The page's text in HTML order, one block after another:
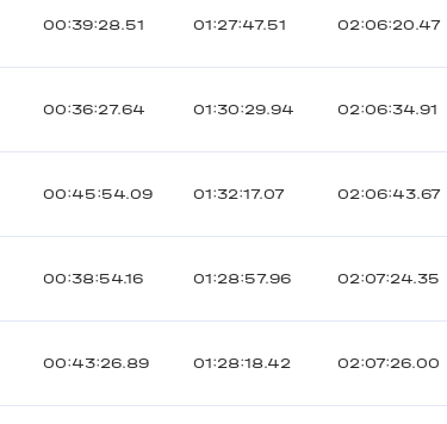
00:39:28.51 01:27:47.51 02:06:20.47
00:36:27.64 01:30:29.94 02:06:34.91
00:45:54.09 01:32:17.07 02:06:43.67
00:38:54.16 01:28:57.96 02:07:24.35
00:43:26.89 01:28:18.42 02:07:26.00